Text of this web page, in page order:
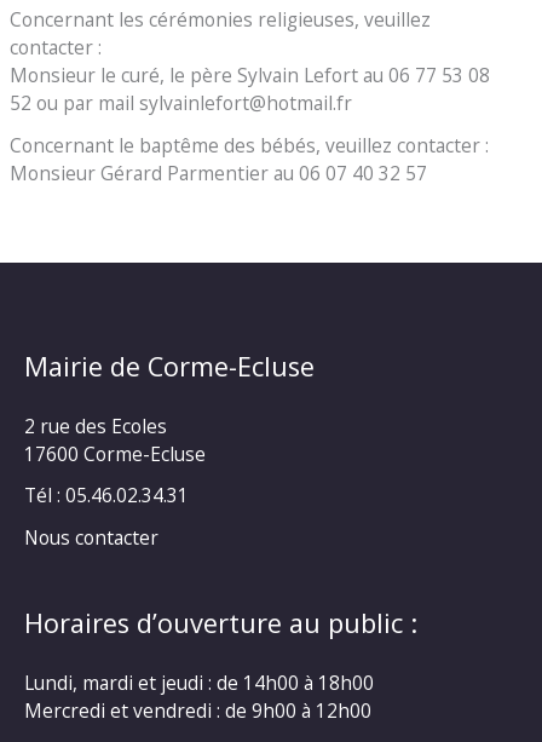
Concernant les cérémonies religieuses, veuillez
contacter :
Monsieur le curé, le père Sylvain Lefort au 06 77 53 08
52 ou par mail sylvainlefort@hotmail.fr
Concernant le baptême des bébés, veuillez contacter :
Monsieur Gérard Parmentier au 06 07 40 32 57
Mairie de Corme-Ecluse
2 rue des Ecoles
17600 Corme-Ecluse
Tél : 05.46.02.34.31
Nous contacter
Horaires d’ouverture au public :
Lundi, mardi et jeudi : de 14h00 à 18h00
Mercredi et vendredi : de 9h00 à 12h00